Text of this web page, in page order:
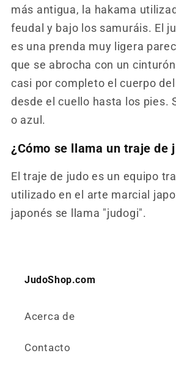
más antigua, la hakama
feudal y bajo los samuráis. El
es una prenda muy ligera
que se abrocha con un
casi por completo el cuerpo
desde el cuello hasta los pies.
o azul.
¿Cómo se llama un traje de
El traje de judo es un equipo
utilizado en el arte marcial
japonés se llama "judogi".
JudoShop.com
Acerca de
Contacto